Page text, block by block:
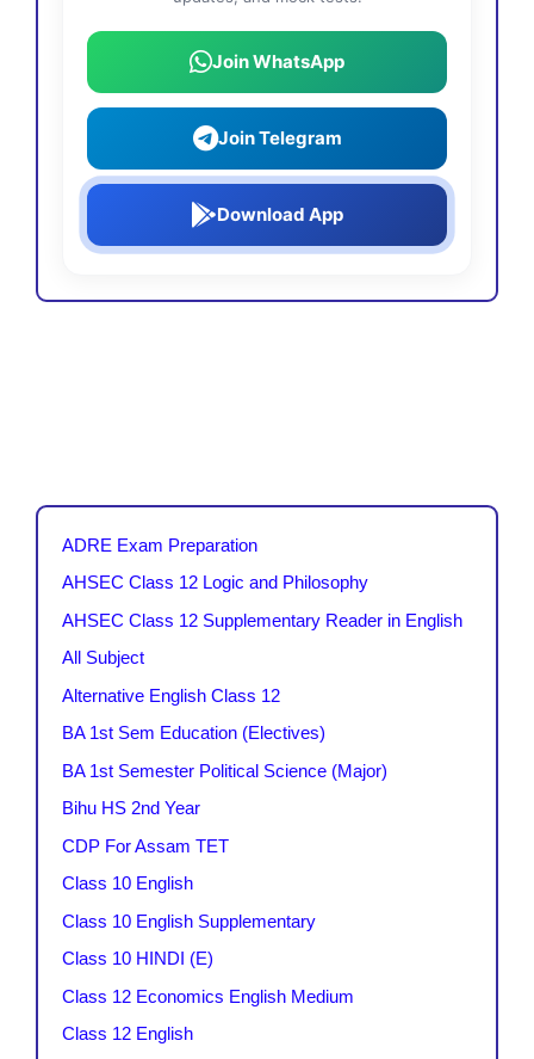
Join WhatsApp
Join Telegram
Download App
ADRE Exam Preparation
AHSEC Class 12 Logic and Philosophy
AHSEC Class 12 Supplementary Reader in English
All Subject
Alternative English Class 12
BA 1st Sem Education (Electives)
BA 1st Semester Political Science (Major)
Bihu HS 2nd Year
CDP For Assam TET
Class 10 English
Class 10 English Supplementary
Class 10 HINDI (E)
Class 12 Economics English Medium
Class 12 English